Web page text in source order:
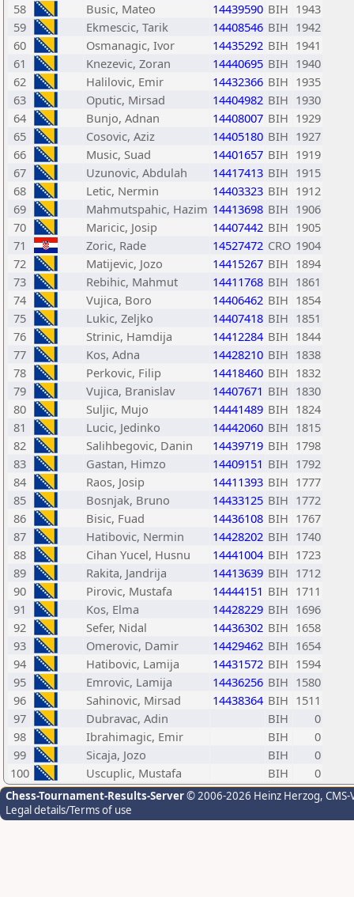
58
Busic, Mateo 14439590 BIH 1943
59
Ekmescic, Tarik 14408546 BIH 1942
60
Osmanagic, Ivor 14435292 BIH 1941
61
Knezevic, Zoran 14440695 BIH 1940
62
Halilovic, Emir 14432366 BIH 1935
63
Oputic, Mirsad 14404982 BIH 1930
64
Bunjo, Adnan 14408007 BIH 1929
65
Cosovic, Aziz 14405180 BIH 1927
66
Music, Suad 14401657 BIH 1919
67
Uzunovic, Abdulah 14417413 BIH 1915
68
Letic, Nermin 14403323 BIH 1912
69
Mahmutspahic, Hazim 14413698 BIH 1906
70
Maricic, Josip 14407442 BIH 1905
71
Zoric, Rade 14527472 CRO 1904
72
Matijevic, Jozo 14415267 BIH 1894
73
Rebihic, Mahmut 14411768 BIH 1861
74
Vujica, Boro 14406462 BIH 1854
75
Lukic, Zeljko 14407418 BIH 1851
76
Strinic, Hamdija 14412284 BIH 1844
77
Kos, Adna 14428210 BIH 1838
78
Perkovic, Filip 14418460 BIH 1832
79
Vujica, Branislav 14407671 BIH 1830
80
Suljic, Mujo 14441489 BIH 1824
81
Lucic, Jedinko 14442060 BIH 1815
82
Salihbegovic, Danin 14439719 BIH 1798
83
Gastan, Himzo 14409151 BIH 1792
84
Raos, Josip 14411393 BIH 1777
85
Bosnjak, Bruno 14433125 BIH 1772
86
Bisic, Fuad 14436108 BIH 1767
87
Hatibovic, Nermin 14428202 BIH 1740
88
Cihan Yucel, Husnu 14441004 BIH 1723
89
Rakita, Jandrija 14413639 BIH 1712
90
Pirovic, Mustafa 14444151 BIH 1711
91
Kos, Elma 14428229 BIH 1696
92
Sefer, Nidal 14436302 BIH 1658
93
Omerovic, Damir 14429462 BIH 1654
94
Hatibovic, Lamija 14431572 BIH 1594
95
Emrovic, Lamija 14436256 BIH 1580
96
Sahinovic, Mirsad 14438364 BIH 1511
97
Dubravac, Adin BIH
0
98
Ibrahimagic, Emir BIH
0
99
Sicaja, Jozo BIH
0
100
Uscuplic, Mustafa BIH 0
Chess-Tournament-Results-Server© 2006-2026 Heinz Herzog,
Legal details/Terms of use